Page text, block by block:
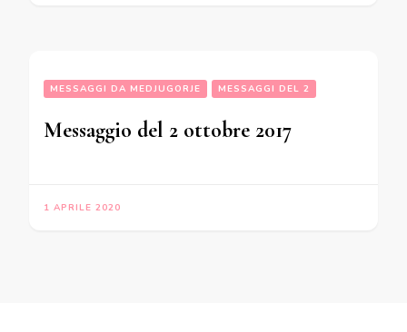
MESSAGGI DA MEDJUGORJE MESSAGGI DEL 2
Messaggio del 2 ottobre 2017
1 APRILE 2020